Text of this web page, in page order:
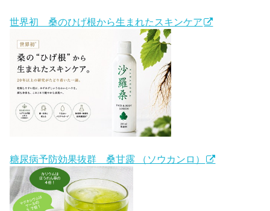
世界初 桑のひげ根から生まれたスキンケア
糖尿病予防効果抜群 桑甘露 （ソウカンロ）